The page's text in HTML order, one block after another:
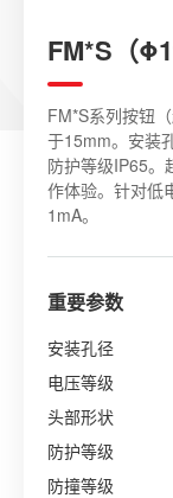
FM*S（
FM*S系列按钮
于15mm。安装
防护等级IP65。
作体验。针对低
1mA。
重要参数
安装孔径
电压等级
头部形状
防护等级
防撞等级